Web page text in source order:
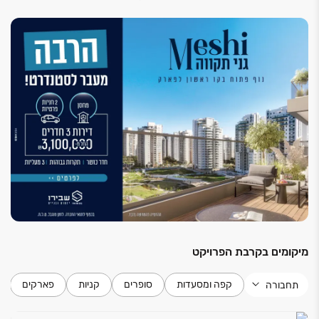
בממ"ד דלת ביטחון + דלת עץ פנימית
אינטרקום מסך בכניסה לדירה
תריסי גלילה חשמליים בכל הדירה (למעט ממ"ד וחדרי
חימום מים: באמצעות אנרגיה סולארית + דוד חשמל
לובי יוקרתי בחלל גבוה מעוצב מרוהט עי המעצב עודד
חלף
3 מעליות מפוארות לכל בניין, כולל מסך דיגיטלי במעלית
חדר כושר מאובזר וממוזג הכולל מטבחון ושירותים
שוט אשפה קומתי מקומה 1 ועד קומה 14
מחסן לכל דירה
מיקומים בקרבת הפרויקט
תחבורה קפה ומסעדות סופרים קניות פארקים